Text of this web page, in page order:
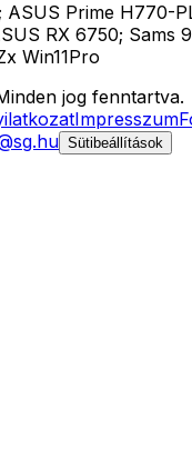
ASUS Prime H770-
RX 6750; Sams
Win11Pro
jog fenntartva.
Impresszum
Sütibeállítások